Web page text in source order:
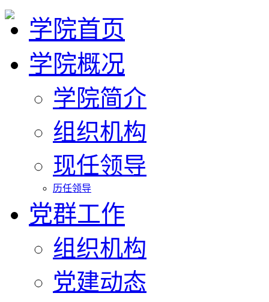
学院首页
学院概况
学院简介
组织机构
现任领导
历任领导
党群工作
组织机构
党建动态